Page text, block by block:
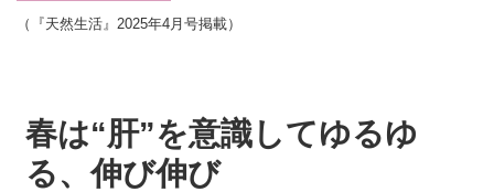
（『天然生活』2025年4月号掲載）
春は“肝”を意識してゆるゆ
る、伸び伸び